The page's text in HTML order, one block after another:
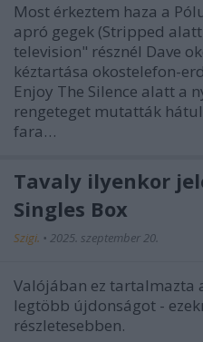
Most érkeztem haza a
apró gegek (Stripped
television" résznél Dave
kéztartása okostelefon-
Enjoy The Silence alatt a
rengeteget mutatták
fara…
Tavaly ilyenkor
Singles Box
Szigi. • 2025. szeptember 20.
Valójában ez tartalmazta
legtöbb újdonságot -
részletesebben.